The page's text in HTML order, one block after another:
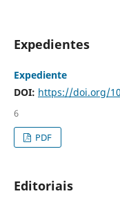
Expedientes
Expediente
DOI: https://doi.org/
6
PDF
Editoriais